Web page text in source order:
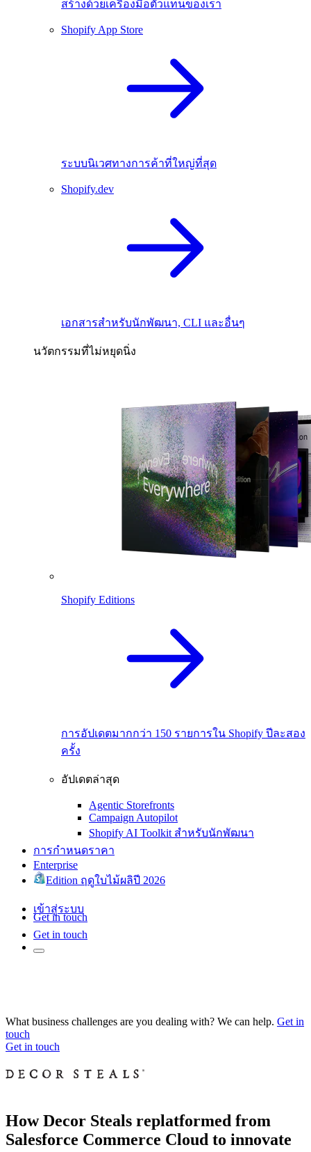
สร้างด้วยเครื่องมือตัวแทนของเรา
Shopify App Store
ระบบนิเวศทางการค้าที่ใหญ่ที่สุด
Shopify.dev
เอกสารสำหรับนักพัฒนา, CLI และอื่นๆ
นวัตกรรมที่ไม่หยุดนิ่ง
Shopify Editions
การอัปเดตมากกว่า 150 รายการใน Shopify ปีละสอง
ครั้ง
อัปเดตล่าสุด
Agentic Storefronts
Campaign Autopilot
Shopify AI Toolkit สำหรับนักพัฒนา
การกำหนดราคา
Enterprise
Edition ฤดูใบไม้ผลิปี 2026
เข้าสู่ระบบ
Get in touch
Get in touch
What business challenges are you dealing with? We can help. Get in
touch
Get in touch
How Decor Steals replatformed from
Salesforce Commerce Cloud to innovate